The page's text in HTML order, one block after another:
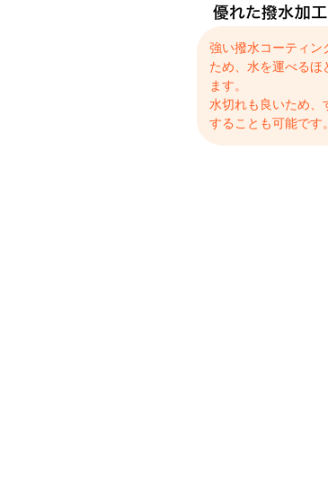
強い撥水コーティン
ため、水を運べるほ
ます。
水切れも良いため、
することも可能です。